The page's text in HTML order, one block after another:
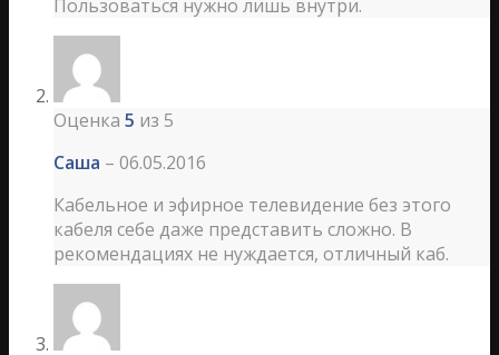
Пользоваться нужно лишь внутри.
Оценка 5 из 5
Саша – 06.05.2016
Кабельное и эфирное телевидение без этого
кабеля себе даже представить сложно. В
рекомендациях не нуждается, отличный каб.